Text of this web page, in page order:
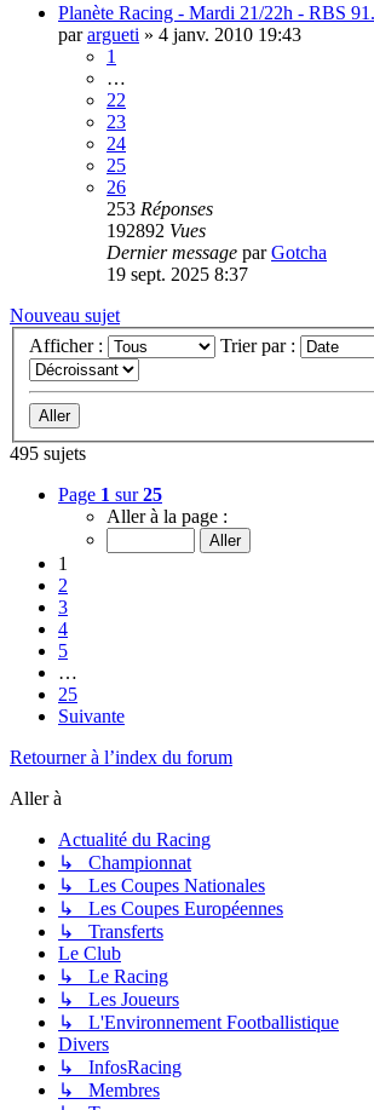
Planète Racing - Mardi 21/22h - RBS
parargueti » 4 janv. 2010 19:43
1
…
22
23
24
25
26
253 Réponses
192892 Vues
Dernier message parGotcha
19 sept. 2025 8:37
Nouveau sujet
Afficher :
Trier par :
495 sujets
Page 1 sur25
Aller à la page :
1
2
3
4
5
…
25
Suivante
Retourner à l’index du forum
Aller à
Actualité du Racing
↳ Championnat
↳ Les Coupes Nationales
↳ Les Coupes Européennes
↳ Transferts
Le Club
↳ Le Racing
↳ Les Joueurs
↳ L'Environnement Footballistique
Divers
↳ InfosRacing
↳ Membres